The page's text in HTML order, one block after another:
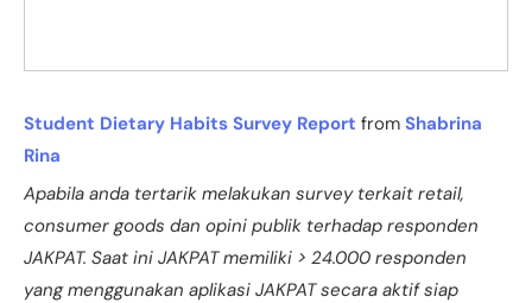
Student Dietary Habits Survey Report from Shabrina
Rina
Apabila anda tertarik melakukan survey terkait retail,
consumer goods dan opini publik terhadap responden
JAKPAT. Saat ini JAKPAT memiliki > 24.000 responden
yang menggunakan aplikasi JAKPAT secara aktif siap